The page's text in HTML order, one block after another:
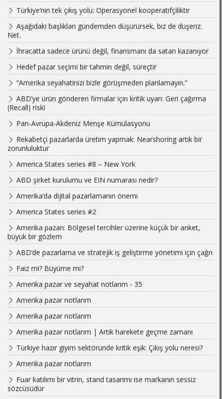
Türkiye’nin tek çıkış yolu: Operasyonel kooperatifçiliktir
Aşağıdaki başlıkları gündemden düşürürsek, biz de düşeriz.
Net.
İhracatta sadece ürünü değil, finansmanı da satan kazanıyor
Hedef pazar seçimi bir tahmin değil, süreçtir
“Amerika seyahatinizi bizle görüşmeden planlamayın.”
ABD’ye ürün gönderen firmalar için kritik uyarı: Geri çağırma
(Recall) riski
Pan-Avrupa-Akdeniz Menşe Kümülasyonu
Rekabetçi pazarlarda üretim yapmak: Nearshoring artık bir
zorunluluktur
America States series #8 – New York
ABD şirket kurulumu ve EIN numarası nedir?
Amerika’da dijital pazarlamanın önemi
America States series #2
Amerika pazarı: Bölgesel tercihler üzerine küçük bir anket,
büyük bir gözlem
ABD’de pazarlama ve stratejik iş geliştirme yönetimi için çağrı
Faiz mi? Büyüme mi?
Amerika pazar ve seyahat notlarım - 35
Amerika pazar notlarım
Amerika pazar notlarım
Amerika pazar notlarım | Artık harekete geçme zamanı
Türkiye hazır giyim sektöründe kritik eşik: Çıkış yolu neresi?
Amerika pazar notlarım
Fuar katılımı bir vitrin, stand tasarımı ise markanın sessiz
sözcüsüdür